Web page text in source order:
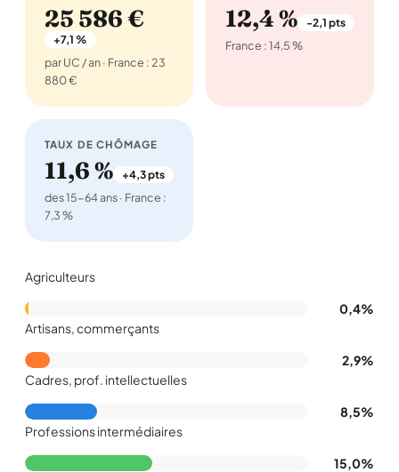
25 586 €
+7,1 %
par UC / an · France : 23
880 €
12,4 % -2,1 pts
France : 14,5 %
TAUX DE CHÔMAGE
11,6 % +4,3 pts
des 15-64 ans · France :
7,3 %
Agriculteurs
0,4%
Artisans, commerçants
2,9%
Cadres, prof. intellectuelles
8,5%
Professions intermédiaires
15,0%